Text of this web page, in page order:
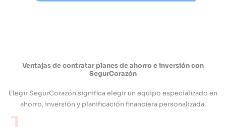
Ventajas de contratar planes de ahorro e inversión con
SegurCorazón
Elegir SegurCorazón significa elegir un equipo especializado en
ahorro, inversión y planificación financiera personalizada.